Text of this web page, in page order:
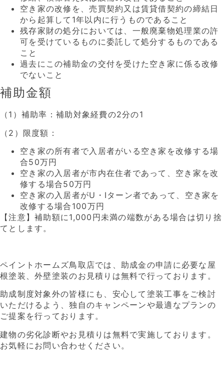
空き家の改修を、売買契約又は賃貸借契約の締結日
から起算して1年以内に行うものであること
残存家財の処分においては、一般廃棄物処理業の許
可を受けているものに委託して処分するものである
こと
過去にこの補助金の交付を受けた空き家に係る改修
でないこと
補助金額
（1）補助率：補助対象経費の2分の1
（2）限度額：
空き家の所有者で入居者がいる空き家を改修する場
合50万円
空き家の入居者が市内在住者であって、空き家を改
修する場合50万円
空き家の入居者がU・Iターン者であって、空き家を
改修する場合100万円
【注意】補助額に1,000円未満の端数がある場合は切り捨
てとします。
ペイントホームズ鳥取店では、助成金の申請に必要な屋
根塗装、外壁塗装のお見積りは無料で行っております。
助成制度対象外の皆様にも、安心して塗装工事をご検討
いただけるよう、独自のキャンペーンや最適なプランの
ご提案を行っております。
建物の劣化診断やお見積りは無料で実施しております。
お気軽にお問い合わせください。